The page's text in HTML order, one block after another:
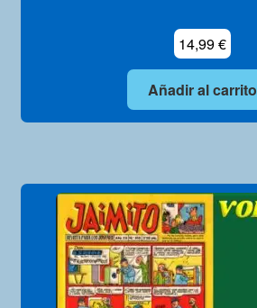
14,99€
Añadir al carrito